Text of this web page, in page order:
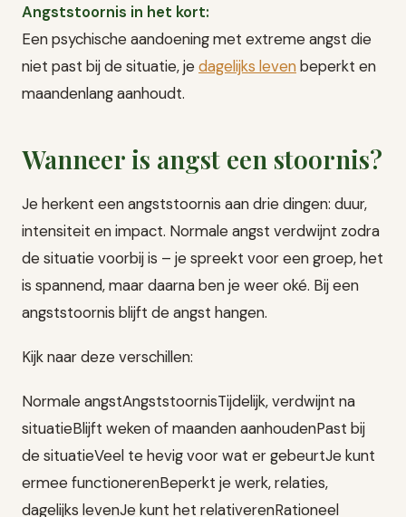
Angststoornis in het kort:
Een psychische aandoening met extreme angst die
niet past bij de situatie, jedagelijks levenbeperkt en
maandenlang aanhoudt.
Wanneer is angst een stoornis?
Je herkent een angststoornis aan drie dingen: duur,
intensiteit en impact. Normale angst verdwijnt zodra
de situatie voorbij is – je spreekt voor een groep, het
is spannend, maar daarna ben je weer oké. Bij een
angststoornis blijft de angst hangen.
Kijk naar deze verschillen:
Normale angstAngststoornisTijdelijk, verdwijnt na
situatieBlijft weken of maanden aanhoudenPast bij
de situatieVeel te hevig voor wat er gebeurtJe kunt
ermee functionerenBeperkt je werk, relaties,
dagelijks levenJe kunt het relativerenRationeel